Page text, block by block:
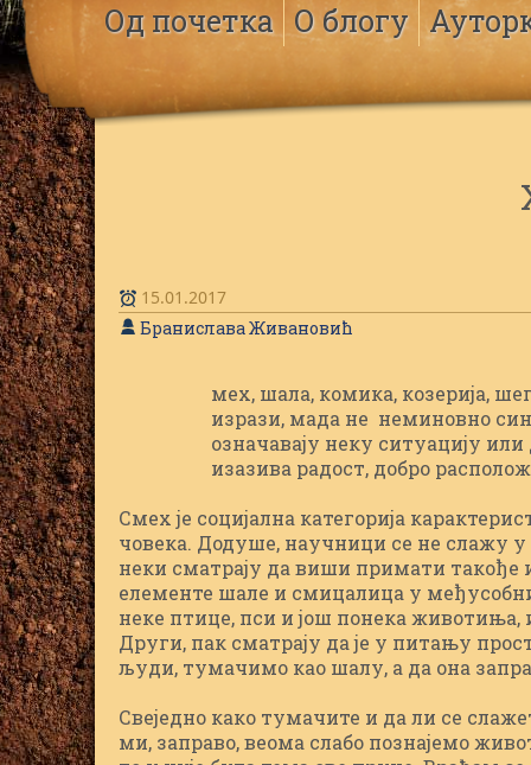
Од почетка О блогу
15.01.2017
Бранислава Живановић
мех, шала, комика, козерија,
изрази, мада не неминовно
означавају неку ситуацију или
изазива радост, добро
Смех је социјална категорија
човека. Додуше, научници се не слажу у
неки сматрају да виши примати такође
елементе шале и смицалица у
неке птице, пси и још понека
Други, пак сматрају да је у питању
људи, тумачимо као шалу, а да она
Свеједно како тумачите и да ли се
ми, заправо, веома слабо познајемо